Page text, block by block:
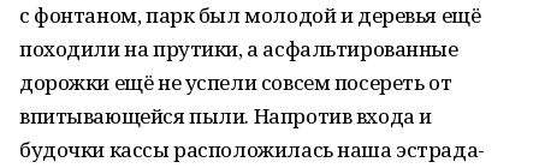
с фонтаном, парк был молодой и деревья ещё
походили на прутики, а асфальтированные
дорожки ещё не успели совсем посереть от
впитывающейся пыли. Напротив входа и
будочки кассы расположилась наша эстрада-